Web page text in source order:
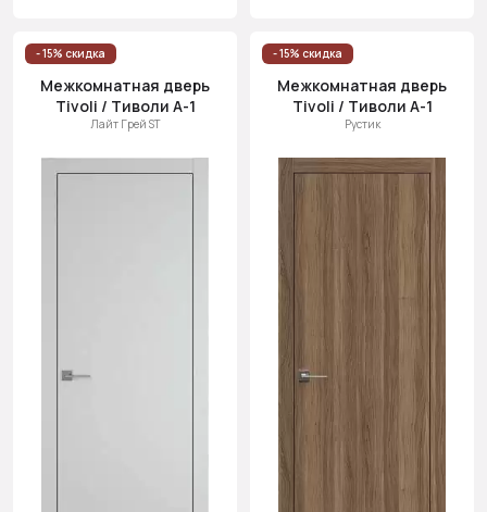
- 15% скидка
Межкомнатная дверь
Tivoli / Тиволи А-1
Лайт Грей ST
- 15% скидка
Межкомнатная дверь
Tivoli / Тиволи А-1
Рустик